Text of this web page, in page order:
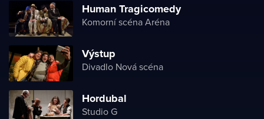
Human Tragicomedy
Komorní scéna Aréna
Výstup
Divadlo Nová scéna
Hordubal
Studio G